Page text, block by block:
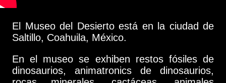
El Museo del Desierto está en la ciudad de
Saltillo, Coahuila, México.
En el museo se exhiben restos fósiles de
dinosaurios, animatronics de dinosaurios,